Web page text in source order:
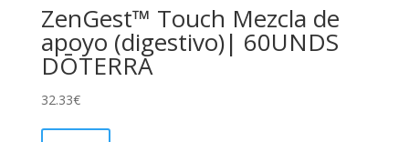
ZenGest™ Touch Mezcla de
apoyo (digestivo)| 60UNDS
DŌTERRA
32.33€